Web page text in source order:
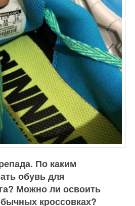
По каким
обувь для
Можно ли освоить
кроссовках?